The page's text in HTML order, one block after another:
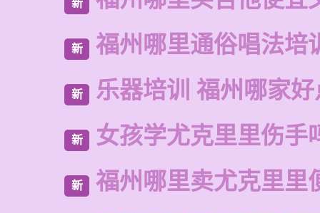
新
新 福州哪里通俗唱法培
新 乐器培训 福州哪家好
新 女孩学尤克里里伤手
新 福州哪里卖尤克里里